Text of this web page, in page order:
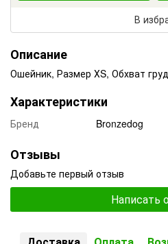
В
Описание
Ошейник, Размер ХS, Обхват
Характеристики
Бренд Bronzedog
Отзывы
Добавьте первый отзыв
Написать